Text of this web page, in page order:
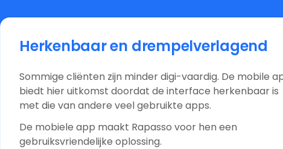
Herkenbaar en drempelverlagend
Sommige cliënten zijn minder digi-vaardig. De mobile
biedt hier uitkomst doordat de interface herkenbaar is
met die van andere veel gebruikte apps.
De mobiele app maakt Rapasso voor hen een
gebruiksvriendelijke oplossing.